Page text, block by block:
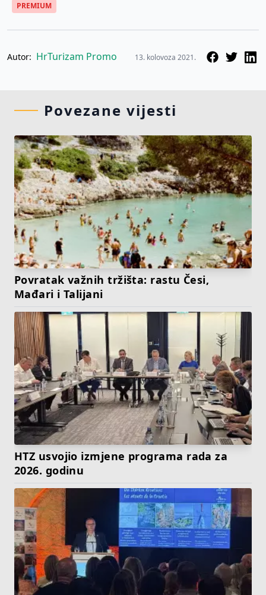
PREMIUM
Autor: HrTurizam Promo 13. kolovoza 2021.
Povezane vijesti
Povratak važnih tržišta: rastu Česi,
Mađari i Talijani
HTZ usvojio izmjene programa rada za
2026. godinu